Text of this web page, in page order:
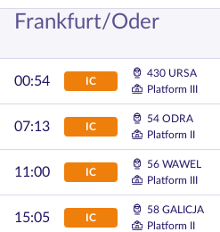
Frankfurt/Oder
00:54 IC
430 URSA
Platform III
07:13 IC
54 ODRA
Platform II
11:00 IC
56 WAWEL
Platform III
15:05 IC
58 GALICJA
Platform II